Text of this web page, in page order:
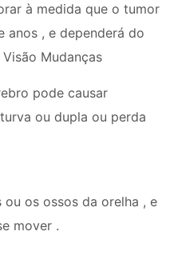
à medida que o tumor
anos , e dependerá do
Mudanças
pode causar
ou dupla ou perda
os ossos da orelha , e
mover .